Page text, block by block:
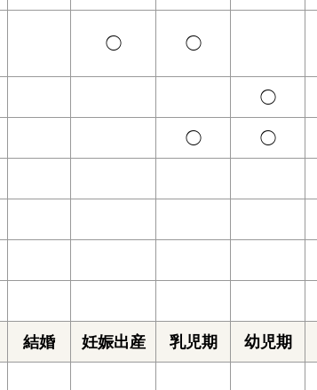
◯ ◯
◯
◯ ◯
結婚 妊娠出産 乳児期 幼児期